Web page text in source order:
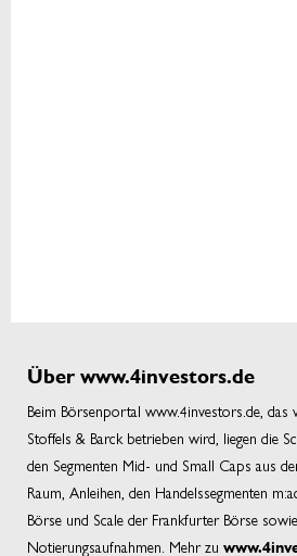
Über www.4investors.de
Beim Börsenportal www.4investors.de, das
Stoffels & Barck betrieben wird, liegen die
den Segmenten Mid- und Small Caps aus
Raum, Anleihen, den Handelssegmenten
Börse und Scale der Frankfurter Börse
Notierungsaufnahmen. Mehr zu